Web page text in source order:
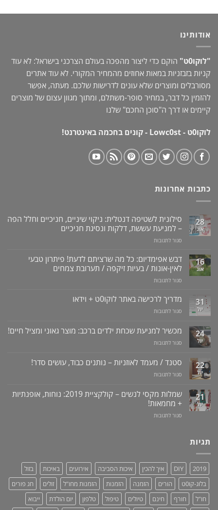
היה:
הוא:
אודותינו
"לוקו0ט"
הוקם כדי ליצור מהפכה בעולם הצרכני בישראל: לא עוד
קניות בזבזניות במאות אחוזים מהמחיר המקורי. לא עוד אתרים
מסורבלים ומוצרים שלא עונים לדרישות שלכם. מעתה, אפשר
להזמין כל דבר, במחיר סופר-משתלם, ומתוך מגוון עצום של מוצרים
קיימים או דרך ה"סוכן החכם" שלנו
לוקו0ט - Lowc0st - קונים בחכמה באינטרנט!
כתבות אחרונות
28
אוג
סילונית לשטיפה דנטלית: ניקוי שיניים, חניכיים וחלל הפה
– למניעת עששת, דלקות ונסיגת חניכיים
סגור לתגובות
לשטיפה
דנטלית:
ניקוי
שיניים,
וחלל
–
עששת,
ונסיגת
16
אוג
דבש אפימדיום: כל מה שרציתם לדעת! פיתרון טבעי
לאין-אונות / בעיות זיקפה / תערובת צמחים
סגור לתגובות
אפימדיום:
כל
מה
לדעת!
טבעי
/
זיקפה
תערובת
צמחים
31
יול
מדריך לרכישה באתר לוקו0ט + וידאו
סגור לתגובות
באתר
וידאו
24
יול
מכשיר למניעת שכחת ילדים ברכב: מוצר גאוני ומציל חיים!
סגור לתגובות
שכחת
ילדים
מוצר
גאוני
ומציל
חיים!
22
יול
סטנד / מעמד לאוזניות – נותנים כבוד, עושים סדר!
סגור לתגובות
מעמד
לאוזניות
21
יול
שמלות מקסי לנשים – קולקציית 2019: נוחות, אופנתיות
+ מחמאות!
סגור לתגובות
2019:
נוחות,
אופנתיות
+
מחמאות!
תגיות
2019
DIY איך להכין איכות הסביבה אירועים באיכות
בזול
בלוג-קו0ט
הורים הזמנה הזמנות הזמנות מחו"ל זולים
חג פורים
חו"ל
חורף חינם טיולים טיפול טלפון יום הולדת
ייבוא